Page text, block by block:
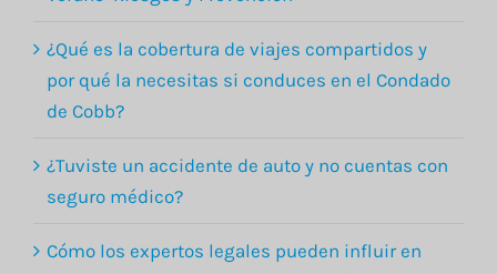
Verano: Riesgos y Prevención
¿Qué es la cobertura de viajes compartidos y
por qué la necesitas si conduces en el Condado
de Cobb?
¿Tuviste un accidente de auto y no cuentas con
seguro médico?
Cómo los expertos legales pueden influir en